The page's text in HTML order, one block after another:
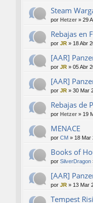
Steam
por Hetzer » 29
Rebajas en
por JR » 18 Abr
[AAR]
por JR » 05 Abr
[AAR]
por JR » 30 Mar
Rebajas de
por Hetzer » 19
MENACE
por CM » 18 Mar
Books of
por SilverDragon
[AAR]
por JR » 13 Mar
Tempest